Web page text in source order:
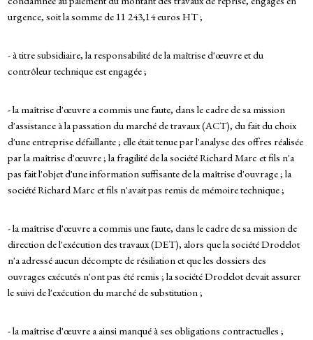
urgence, soit la somme de 11 243,14 euros HT ;
- à titre subsidiaire, la responsabilité de la maîtrise d'œuvre et du
contrôleur technique est engagée ;
- la maîtrise d'œuvre a commis une faute, dans le cadre de sa mission
d'assistance à la passation du marché de travaux (ACT), du fait du choix
d'une entreprise défaillante ; elle était tenue par l'analyse des offres réalisée
par la maîtrise d'œuvre ; la fragilité de la société Richard Marc et fils n'a
pas fait l'objet d'une information suffisante de la maîtrise d'ouvrage ; la
société Richard Marc et fils n'avait pas remis de mémoire technique ;
- la maîtrise d'œuvre a commis une faute, dans le cadre de sa mission de
direction de l'exécution des travaux (DET), alors que la société Drodelot
n'a adressé aucun décompte de résiliation et que les dossiers des
ouvrages exécutés n'ont pas été remis ; la société Drodelot devait assurer
le suivi de l'exécution du marché de substitution ;
- la maîtrise d'œuvre a ainsi manqué à ses obligations contractuelles ;